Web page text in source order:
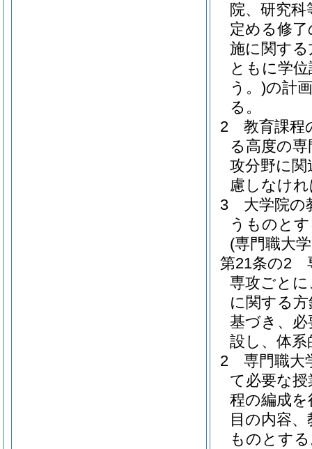
院、研究
定める修
施に関す
ともに学
う。)の計
る。
2
教育課程
る高度の
攻分野に
慮しなけ
3
大学院の
うものと
(専門職大
第21条の2
専攻ごと
に関する
基づき、
設し、体
2
専門職大
て必要な
程の編成
目の内容
ものとす